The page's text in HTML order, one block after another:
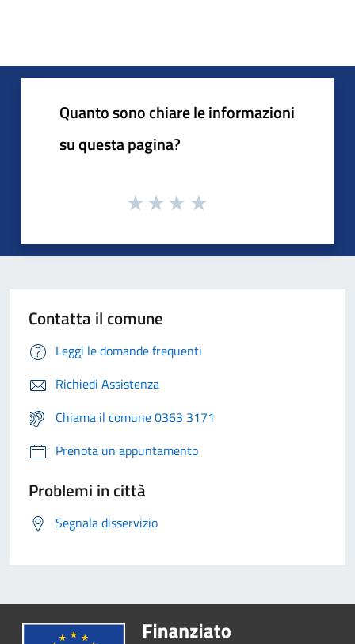
Quanto sono chiare le informazioni
su questa pagina?
Contatta il comune
Leggi le domande frequenti
Richiedi Assistenza
Chiama il comune 0363 3171
Prenota un appuntamento
Problemi in città
Segnala disservizio